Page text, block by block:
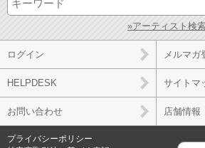
»アーティスト検
ログイン メルマガ
HELPDESK サイトマ
お問い合わせ 店舗情報
プライバシーポリシー